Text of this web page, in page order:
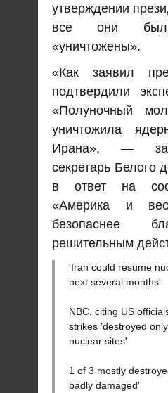
утверждении
все они
«уничтожены».
«Как заявил
подтвердили
«Полуночный
уничтожила
Ирана», —
секретарь Белого
в ответ на
«Америка и
безопаснее
решительным
'Iran could resume
next several months'
NBC, citing US
strikes 'destroyed
nuclear sites'
1 of 3 mostly
badly damaged'